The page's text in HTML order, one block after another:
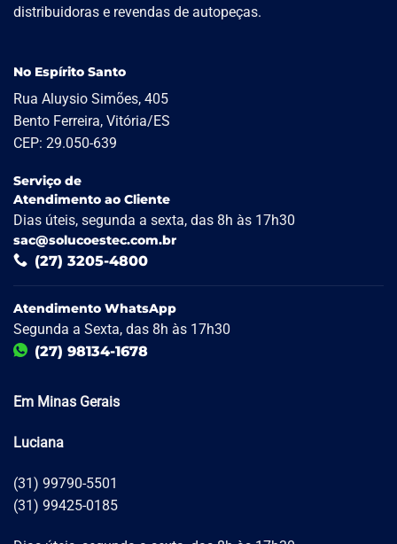
distribuidoras e revendas de autopeças.
No Espírito Santo
Rua Aluysio Simões, 405
Bento Ferreira, Vitória/ES
CEP: 29.050-639
Serviço de
Atendimento ao Cliente
Dias úteis, segunda a sexta, das 8h às 17h30
sac@solucoestec.com.br
(27) 3205-4800
Atendimento WhatsApp
Segunda a Sexta, das 8h às 17h30
(27) 98134-1678
Em Minas Gerais
Luciana
(31) 99790-5501
(31) 99425-0185